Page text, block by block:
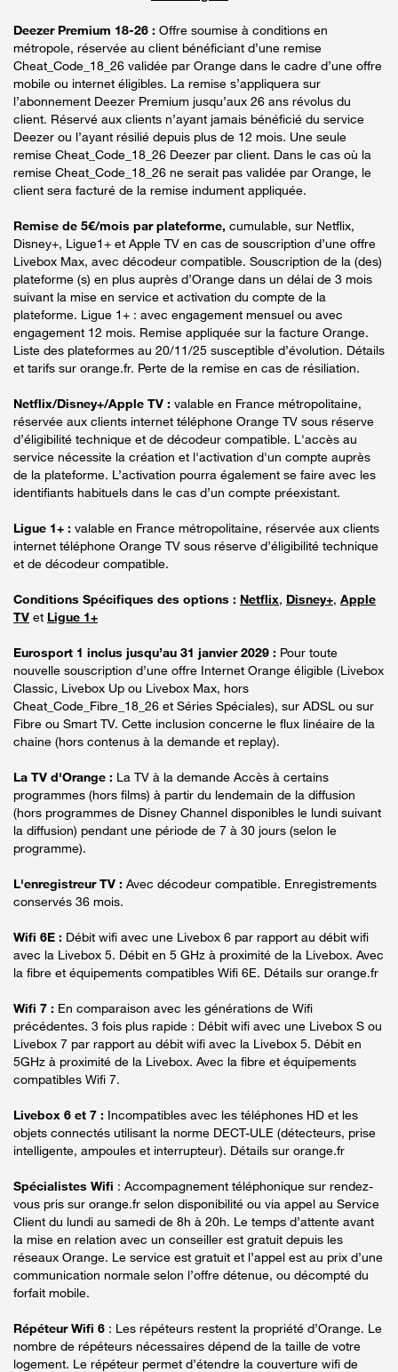
Deezer Premium 18-26 : Offre soumise à conditions en
métropole, réservée au client bénéficiant d’une remise
Cheat_Code_18_26 validée par Orange dans le cadre d’une offre
mobile ou internet éligibles. La remise s’appliquera sur
l’abonnement Deezer Premium jusqu’aux 26 ans révolus du
client. Réservé aux clients n’ayant jamais bénéficié du service
Deezer ou l’ayant résilié depuis plus de 12 mois. Une seule
remise Cheat_Code_18_26 Deezer par client. Dans le cas où la
remise Cheat_Code_18_26 ne serait pas validée par Orange, le
client sera facturé de la remise indument appliquée.
Remise de 5€/mois par plateforme, cumulable, sur Netflix,
Disney+, Ligue1+ et Apple TV en cas de souscription d’une offre
Livebox Max, avec décodeur compatible. Souscription de la (des)
plateforme (s) en plus auprès d’Orange dans un délai de 3 mois
suivant la mise en service et activation du compte de la
plateforme. Ligue 1+ : avec engagement mensuel ou avec
engagement 12 mois. Remise appliquée sur la facture Orange.
Liste des plateformes au 20/11/25 susceptible d’évolution. Détails
et tarifs sur orange.fr. Perte de la remise en cas de résiliation.
Netflix/Disney+/Apple TV : valable en France métropolitaine,
réservée aux clients internet téléphone Orange TV sous réserve
d’éligibilité technique et de décodeur compatible. L'accès au
service nécessite la création et l'activation d'un compte auprès
de la plateforme. L’activation pourra également se faire avec les
identifiants habituels dans le cas d’un compte préexistant.
Ligue 1+ : valable en France métropolitaine, réservée aux clients
internet téléphone Orange TV sous réserve d’éligibilité technique
et de décodeur compatible.
Conditions Spécifiques des options : Netflix, Disney+, Apple
TV et Ligue 1+
Eurosport 1 inclus jusqu’au 31 janvier 2029 : Pour toute
nouvelle souscription d’une offre Internet Orange éligible (Livebox
Classic, Livebox Up ou Livebox Max, hors
Cheat_Code_Fibre_18_26 et Séries Spéciales), sur ADSL ou sur
Fibre ou Smart TV. Cette inclusion concerne le flux linéaire de la
chaine (hors contenus à la demande et replay).
La TV d'Orange : La TV à la demande Accès à certains
programmes (hors films) à partir du lendemain de la diffusion
(hors programmes de Disney Channel disponibles le lundi suivant
la diffusion) pendant une période de 7 à 30 jours (selon le
programme).
L'enregistreur TV : Avec décodeur compatible. Enregistrements
conservés 36 mois.
Wifi 6E : Débit wifi avec une Livebox 6 par rapport au débit wifi
avec la Livebox 5. Débit en 5 GHz à proximité de la Livebox. Avec
la fibre et équipements compatibles Wifi 6E. Détails sur orange.fr
Wifi 7 : En comparaison avec les générations de Wifi
précédentes. 3 fois plus rapide : Débit wifi avec une Livebox S ou
Livebox 7 par rapport au débit wifi avec la Livebox 5. Débit en
5GHz à proximité de la Livebox. Avec la fibre et équipements
compatibles Wifi 7.
Livebox 6 et 7 : Incompatibles avec les téléphones HD et les
objets connectés utilisant la norme DECT-ULE (détecteurs, prise
intelligente, ampoules et interrupteur). Détails sur orange.fr
Spécialistes Wifi : Accompagnement téléphonique sur rendez-
vous pris sur orange.fr selon disponibilité ou via appel au Service
Client du lundi au samedi de 8h à 20h. Le temps d’attente avant
la mise en relation avec un conseiller est gratuit depuis les
réseaux Orange. Le service est gratuit et l’appel est au prix d’une
communication normale selon l’offre détenue, ou décompté du
forfait mobile.
Répéteur Wifi 6 : Les répéteurs restent la propriété d’Orange. Le
nombre de répéteurs nécessaires dépend de la taille de votre
logement. Le répéteur permet d’étendre la couverture wifi de